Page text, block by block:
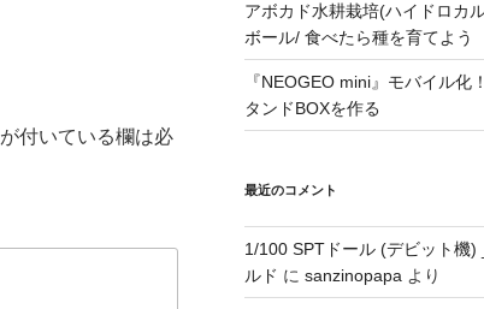
が付いている欄は必
アボカド水耕栽培(ハイドロカ
ボール/ 食べたら種を育てよう
『NEOGEO mini』モバイル化
タンドBOXを作る
最近のコメント
1/100 SPTドール (デビット機)
ルド に sanzinopapa より